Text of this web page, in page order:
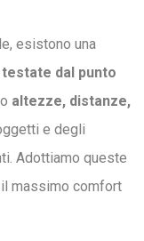
esistono una
dal punto
altezze, distanze,
e degli
Adottiamo queste
massimo comfort